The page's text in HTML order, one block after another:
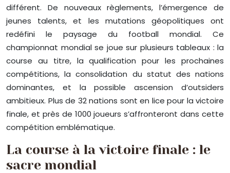
différent. De nouveaux règlements, l’émergence de
jeunes talents, et les mutations géopolitiques ont
redéfini le paysage du football mondial. Ce
championnat mondial se joue sur plusieurs tableaux : la
course au titre, la qualification pour les prochaines
compétitions, la consolidation du statut des nations
dominantes, et la possible ascension d’outsiders
ambitieux. Plus de 32 nations sont en lice pour la victoire
finale, et près de 1000 joueurs s’affronteront dans cette
compétition emblématique.
La course à la victoire finale : le
sacre mondial